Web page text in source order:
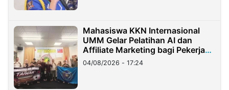
Mahasiswa KKN Internasional
UMM Gelar Pelatihan AI dan
Affiliate Marketing bagi Pekerja
Migran Indonesia di Taiwan
04/08/2026 - 17:24